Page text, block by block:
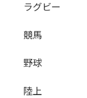
ラグビー
競馬
野球
陸上